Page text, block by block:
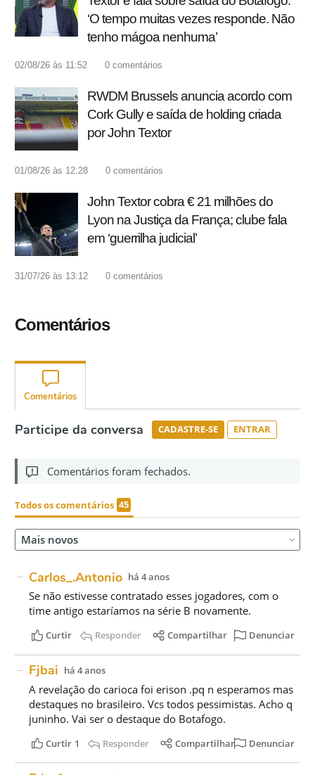
‘O tempo muitas vezes responde. Não
tenho mágoa nenhuma’
02/08/26 às 11:52 0 comentários
RWDM Brussels anuncia acordo com
Cork Gully e saída de holding criada
por John Textor
01/08/26 às 12:28 0 comentários
John Textor cobra € 21 milhões do
Lyon na Justiça da França; clube fala
em ‘guerrilha judicial’
31/07/26 às 13:12 0 comentários
Comentários